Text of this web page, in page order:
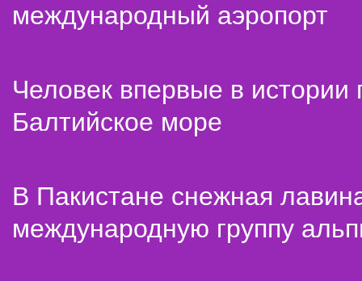
международный аэропорт
Человек впервые в истории
Балтийское море
В Пакистане снежная
международную группу